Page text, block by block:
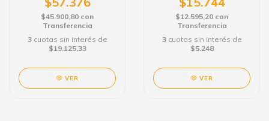
$45.900,80 con
Transferencia
3 cuotas sin interés de
$19.125,33
VER
$12.595,20 con
Transferencia
3 cuotas sin interés de
$5.248
VER